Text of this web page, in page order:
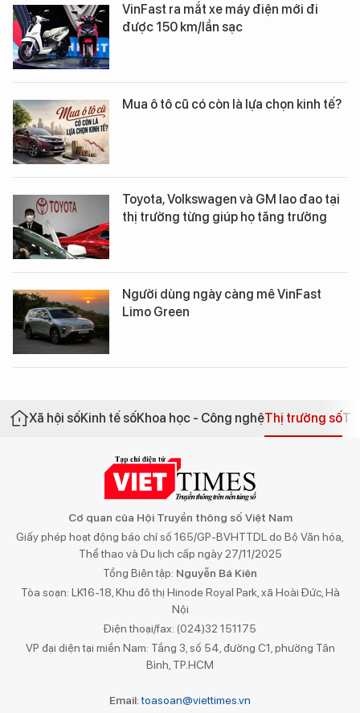
VinFast ra mắt xe máy điện mới đi
được 150 km/lần sạc
Mua ô tô cũ có còn là lựa chọn kinh tế?
Toyota, Volkswagen và GM lao đao tại
thị trường từng giúp họ tăng trưởng
Người dùng ngày càng mê VinFast
Limo Green
Xã hội sốKinh tế sốKhoa học - Công nghệThị trường số
Cơ quan của Hội Truyền thông số Việt Nam
Giấy phép hoạt động báo chí số 165/GP-BVHTTDL do Bộ Văn hóa,
Thể thao và Du lịch cấp ngày 27/11/2025
Tổng Biên tập: Nguyễn Bá Kiên
Tòa soạn: LK16-18, Khu đô thị Hinode Royal Park, xã Hoài Đức, Hà
Nội
Điện thoại/fax: (024)32 151175
VP đại diện tại miền Nam: Tầng 3, số 54, đường C1, phường Tân
Bình, TP.HCM
Email:toasoan@viettimes.vn